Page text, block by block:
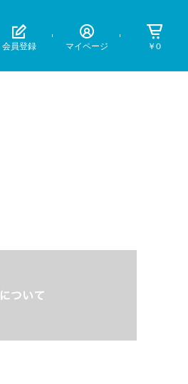
会員登録 マイページ ￥0